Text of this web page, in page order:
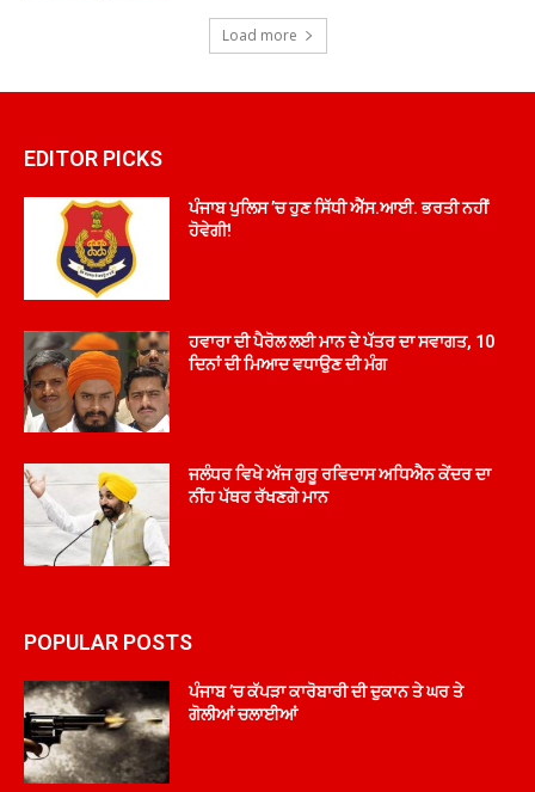
Load more
EDITOR PICKS
ਪੰਜਾਬ ਪੁਲਿਸ ’ਚ ਹੁਣ ਸਿੱਧੀ ਐੱਸ.ਆਈ. ਭਰਤੀ ਨਹੀਂ
ਹੋਵੇਗੀ!
ਹਵਾਰਾ ਦੀ ਪੈਰੋਲ ਲਈ ਮਾਨ ਦੇ ਪੱਤਰ ਦਾ ਸਵਾਗਤ, 10
ਦਿਨਾਂ ਦੀ ਮਿਆਦ ਵਧਾਉਣ ਦੀ ਮੰਗ
ਜਲੰਧਰ ਵਿਖੇ ਅੱਜ ਗੁਰੂ ਰਵਿਦਾਸ ਅਧਿਐਨ ਕੇਂਦਰ ਦਾ
ਨੀਂਹ ਪੱਥਰ ਰੱਖਣਗੇ ਮਾਨ
POPULAR POSTS
ਪੰਜਾਬ ’ਚ ਕੱਪੜਾ ਕਾਰੋਬਾਰੀ ਦੀ ਦੁਕਾਨ ਤੇ ਘਰ ਤੇ
ਗੋਲੀਆਂ ਚਲਾਈਆਂ